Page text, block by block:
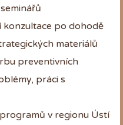
konzultace po dohodě
materiálů
preventivních
práci s
v regionu Ústí